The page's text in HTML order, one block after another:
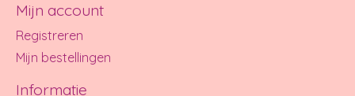
Mijn account
Registreren
Mijn bestellingen
Informatie